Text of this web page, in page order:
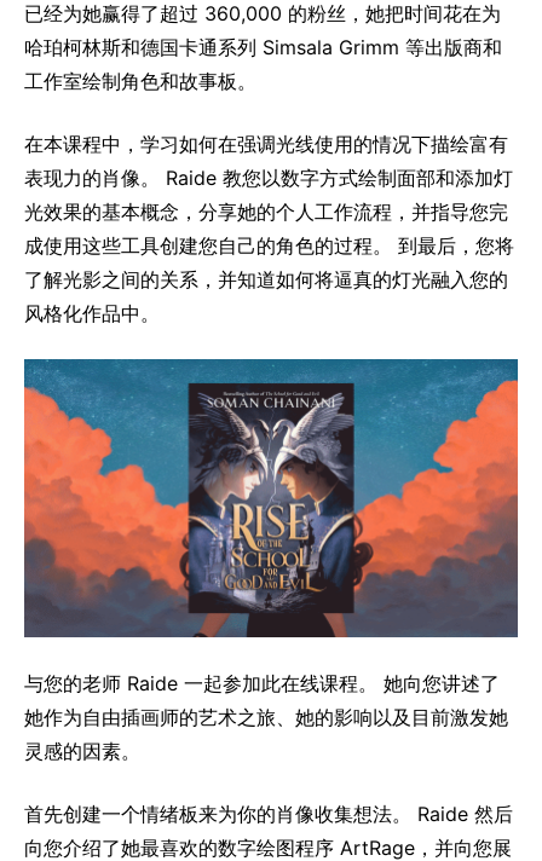
已经为她赢得了超过 360,000 的粉丝，她把时间花在为
哈珀柯林斯和德国卡通系列 Simsala Grimm 等出版商和
工作室绘制角色和故事板。
在本课程中，学习如何在强调光线使用的情况下描绘富有
表现力的肖像。 Raide 教您以数字方式绘制面部和添加灯
光效果的基本概念，分享她的个人工作流程，并指导您完
成使用这些工具创建您自己的角色的过程。 到最后，您将
了解光影之间的关系，并知道如何将逼真的灯光融入您的
风格化作品中。
与您的老师 Raide 一起参加此在线课程。 她向您讲述了
她作为自由插画师的艺术之旅、她的影响以及目前激发她
灵感的因素。
首先创建一个情绪板来为你的肖像收集想法。 Raide 然后
向您介绍了她最喜欢的数字绘图程序 ArtRage，并向您展